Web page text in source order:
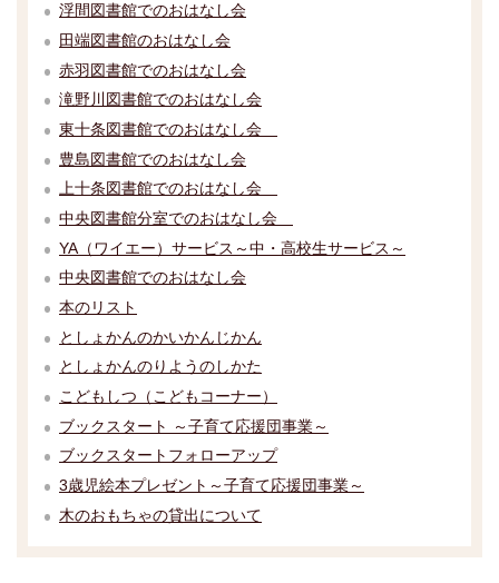
浮間図書館でのおはなし会
田端図書館のおはなし会
赤羽図書館でのおはなし会
滝野川図書館でのおはなし会
東十条図書館でのおはなし会
豊島図書館でのおはなし会
上十条図書館でのおはなし会
中央図書館分室でのおはなし会
YA（ワイエー）サービス～中・高校生サービス～
中央図書館でのおはなし会
本のリスト
としょかんのかいかんじかん
としょかんのりようのしかた
こどもしつ（こどもコーナー）
ブックスタート ～子育て応援団事業～
ブックスタートフォローアップ
3歳児絵本プレゼント～子育て応援団事業～
木のおもちゃの貸出について